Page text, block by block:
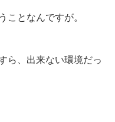
ことなんですが。
ら、出来ない環境だっ